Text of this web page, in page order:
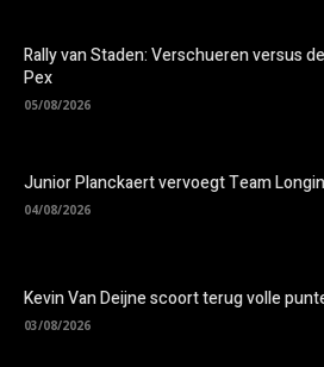
Rally van Staden: Verschueren versus
Pex
05/08/2026
Junior Planckaert vervoegt Team Longin
04/08/2026
Kevin Van Deijne scoort terug volle
03/08/2026